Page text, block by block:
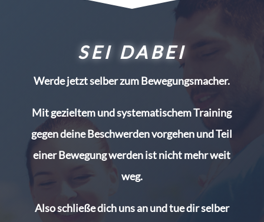
SEI DABEI
Werde jetzt selber zum Bewegungsmacher.
Mit gezieltem und systematischem Training
gegen deine Beschwerden vorgehen und Teil
einer Bewegung werden ist nicht mehr weit
weg.
Also schließe dich uns an und tue dir selber